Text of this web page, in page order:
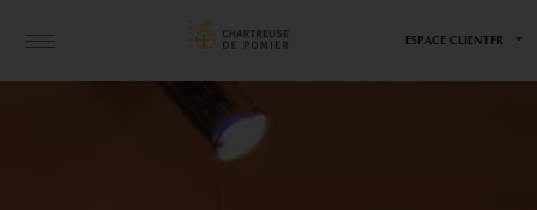
ESPACE CLIENTFR